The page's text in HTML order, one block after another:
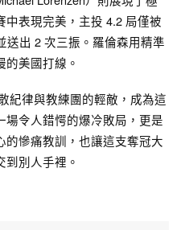
表現完美，主投 4.2 局僅被
送出 2 次三振。羅倫森用精準
美國打線。
紀律與教練團的輕敵，成為這
令人錯愕的爆冷敗局，更是
慘痛教訓，也讓這支奪冠大
別人手裡。